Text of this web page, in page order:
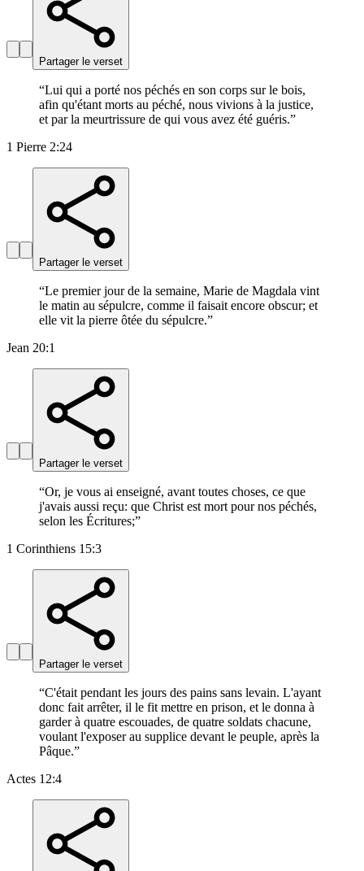
Partager le verset
“Lui qui a porté nos péchés en son corps sur le bois,
afin qu'étant morts au péché, nous vivions à la justice,
et par la meurtrissure de qui vous avez été guéris.”
1 Pierre 2:24
Partager le verset
“Le premier jour de la semaine, Marie de Magdala vint
le matin au sépulcre, comme il faisait encore obscur; et
elle vit la pierre ôtée du sépulcre.”
Jean 20:1
Partager le verset
“Or, je vous ai enseigné, avant toutes choses, ce que
j'avais aussi reçu: que Christ est mort pour nos péchés,
selon les Écritures;”
1 Corinthiens 15:3
Partager le verset
“C'était pendant les jours des pains sans levain. L'ayant
donc fait arrêter, il le fit mettre en prison, et le donna à
garder à quatre escouades, de quatre soldats chacune,
voulant l'exposer au supplice devant le peuple, après la
Pâque.”
Actes 12:4